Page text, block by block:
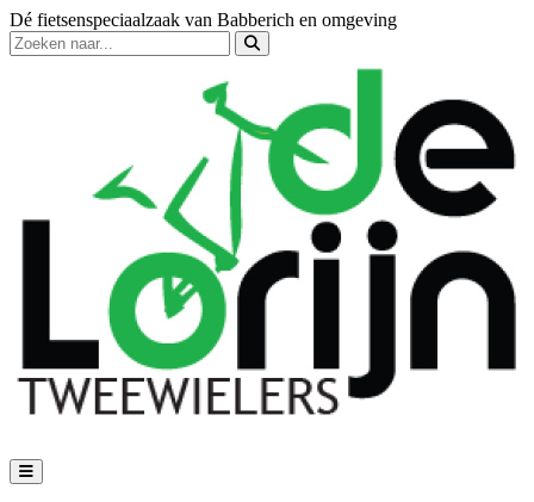
Dé fietsenspeciaalzaak van Babberich en omgeving